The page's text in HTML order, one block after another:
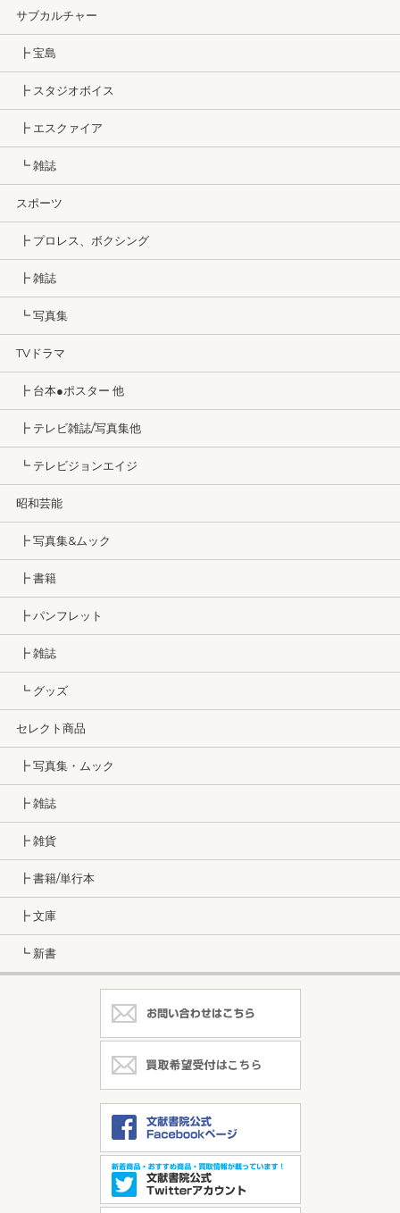
サブカルチャー
┣ 宝島
┣ スタジオボイス
┣ エスクァイア
┗ 雑誌
スポーツ
┣ プロレス、ボクシング
┣ 雑誌
┗ 写真集
TVドラマ
┣ 台本●ポスター 他
┣ テレビ雑誌/写真集他
┗ テレビジョンエイジ
昭和芸能
┣ 写真集&ムック
┣ 書籍
┣ パンフレット
┣ 雑誌
┗ グッズ
セレクト商品
┣ 写真集・ムック
┣ 雑誌
┣ 雑貨
┣ 書籍/単行本
┣ 文庫
┗ 新書